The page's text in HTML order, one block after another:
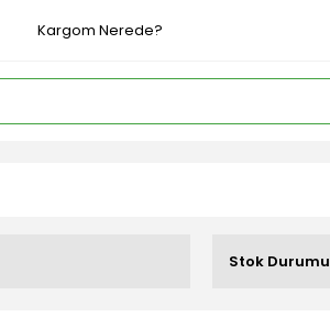
Kargom Nerede?
Stok Durumu